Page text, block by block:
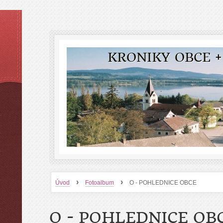
KRONIKY OBCE
Úvod › Fotoalbum › O - POHLEDNICE OBCE
O - POHLEDNICE